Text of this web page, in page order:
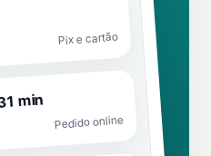
Pix e cartão
min
Pedido online